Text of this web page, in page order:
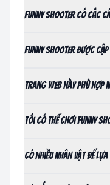
Funny Shooter có các
Funny Shooter được
Trang web này phù
Tôi có thể chơi Funny
Có nhiều nhân vật để